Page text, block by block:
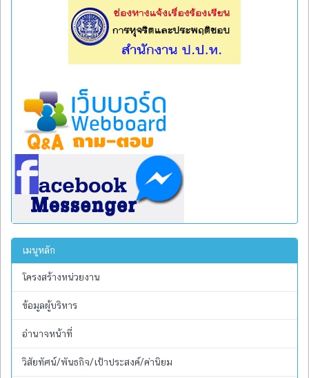
เมนูหลัก
โครงสร้างหน่วยงาน
ข้อมูลผู้บริหาร
อำนาจหน้าที่
วิสัยทัศน์/พันธกิจ/เป้าประสงค์/ค่านิยม